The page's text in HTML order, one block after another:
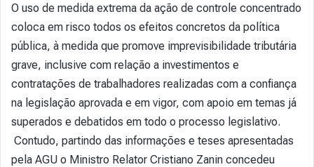
O uso de medida extrema da ação de controle concentrado
coloca em risco todos os efeitos concretos da política
pública, à medida que promove imprevisibilidade tributária
grave, inclusive com relação a investimentos e
contratações de trabalhadores realizadas com a confiança
na legislação aprovada e em vigor, com apoio em temas já
superados e debatidos em todo o processo legislativo.
Contudo, partindo das informações e teses apresentadas
pela AGU o Ministro Relator Cristiano Zanin concedeu